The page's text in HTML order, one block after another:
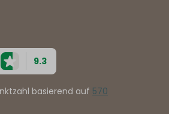
9.3
basierend auf 570